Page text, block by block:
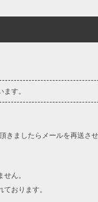
す。
ましたらメールを再送させ
ん。
おります。